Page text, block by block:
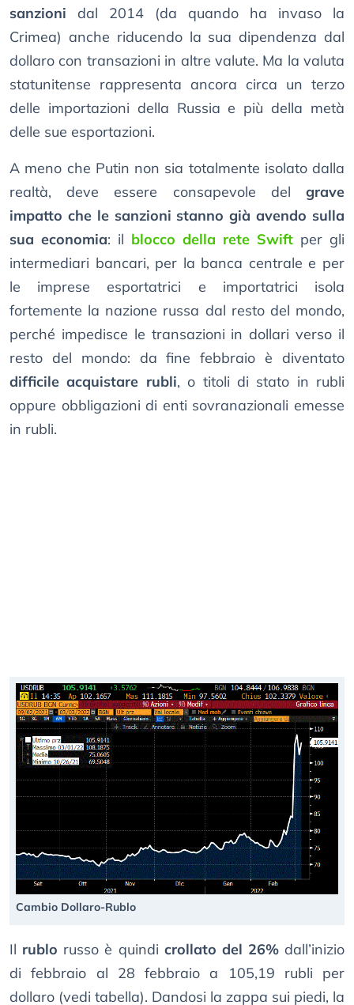
sanzioni dal 2014 (da quando ha invaso la
Crimea) anche riducendo la sua dipendenza dal
dollaro con transazioni in altre valute. Ma la valuta
statunitense rappresenta ancora circa un terzo
delle importazioni della Russia e più della metà
delle sue esportazioni.
A meno che Putin non sia totalmente isolato dalla
realtà, deve essere consapevole del grave
impatto che le sanzioni stanno già avendo sulla
sua economia: il blocco della rete Swift per gli
intermediari bancari, per la banca centrale e per
le imprese esportatrici e importatrici isola
fortemente la nazione russa dal resto del mondo,
perché impedisce le transazioni in dollari verso il
resto del mondo: da fine febbraio è diventato
difficile acquistare rubli, o titoli di stato in rubli
oppure obbligazioni di enti sovranazionali emesse
in rubli.
Cambio Dollaro-Rublo
Il rublo russo è quindi crollato del 26%dall’inizio
di febbraio al 28 febbraio a 105,19 rubli per
dollaro (vedi tabella). Dandosi la zappa sui piedi, la